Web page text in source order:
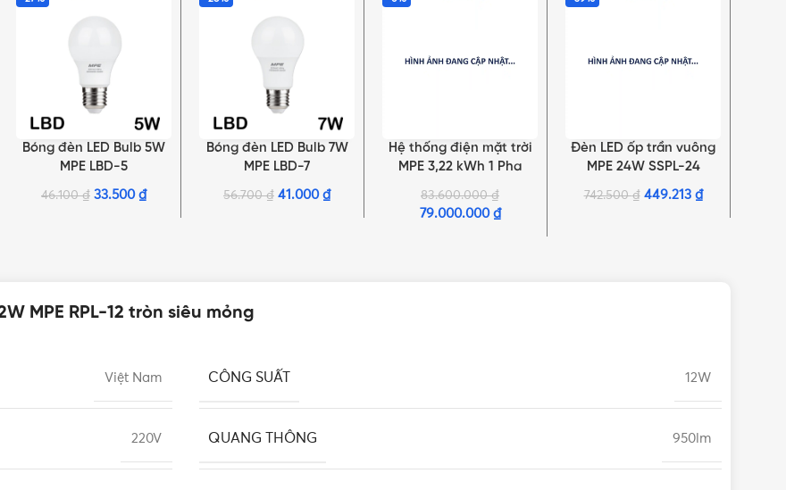
LỰA CHỌN TÙY CHỌN
Bóng đèn LED Bulb 5W
MPE LBD-5
46.100₫ 33.500 ₫
LỰA CHỌN TÙY CHỌN
Bóng đèn LED Bulb 7W
MPE LBD-7
56.700₫ 41.000 ₫
THÊM VÀO GIỎ HÀNG
Hệ thống điện mặt trời
MPE 3,22 kWh 1 Pha
83.600.000₫
79.000.000 ₫
THÊM VÀO GIỎ HÀNG
Đèn LED ốp trần vuông
MPE 24W SSPL-24
742.500₫ 449.213 ₫
MPE RPL-12 tròn siêu mỏng
Việt Nam CÔNG SUẤT 12W
220V QUANG THÔNG 950lm